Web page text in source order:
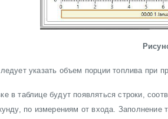
указать объем порции топлива при
в таблице будут появляться строки,
по измерениям от входа.